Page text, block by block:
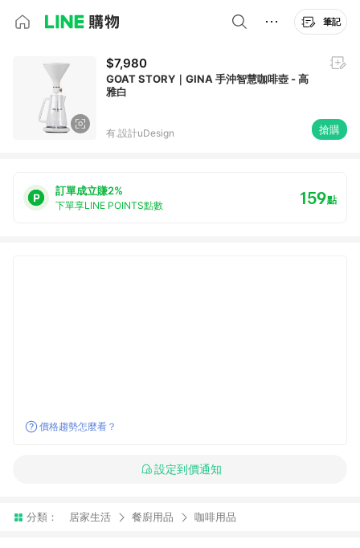
筆記
$7,980
GOAT STORY｜GINA 手沖智慧咖啡壺 - 高
雅白
有.設計uDesign 搶購
訂單成立賺2%
下單享LINE POINTS點數 159點
價格趨勢怎麼看？
設定到價通知
分類： 居家生活 餐廚用品 咖啡用品